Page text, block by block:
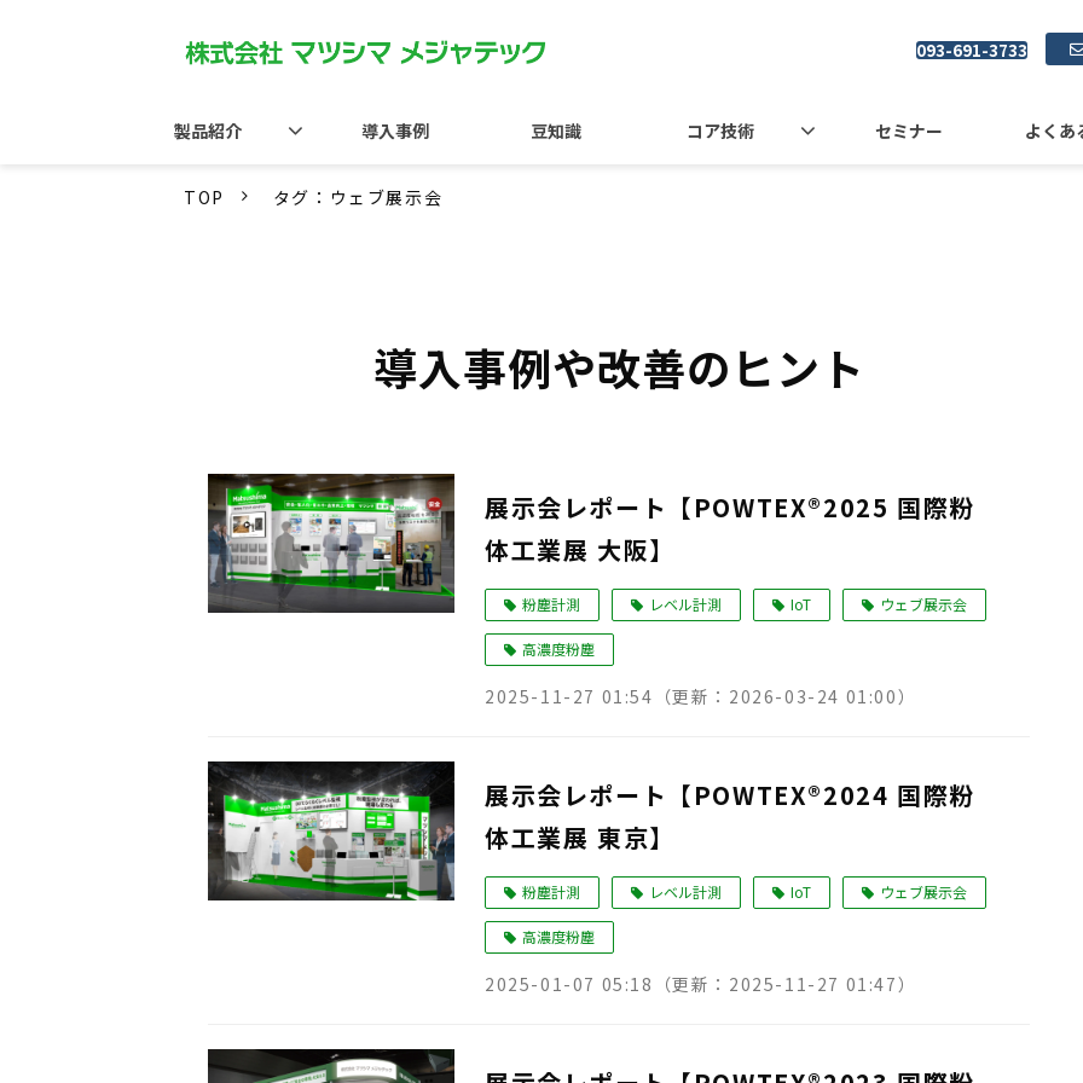
093-691-3733
製品紹介 導入事例 豆知識 コア技術 セミナー よくあ
TOP タグ：ウェブ展示会
導入事例や改善のヒント
展示会レポート【POWTEX®2025 国際粉
体工業展 大阪】
粉塵計測 レベル計測 IoT ウェブ展示会
高濃度粉塵
2025-11-27 01:54 （更新： 2026-03-24 01:00）
展示会レポート【POWTEX®2024 国際粉
体工業展 東京】
粉塵計測 レベル計測 IoT ウェブ展示会
高濃度粉塵
2025-01-07 05:18 （更新： 2025-11-27 01:47）